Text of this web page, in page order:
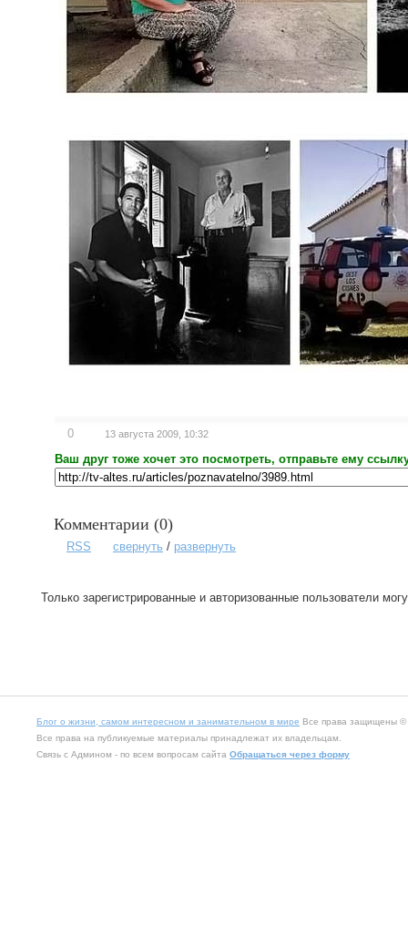
0 13 августа 2009, 10:32
Ваш друг тоже хочет это посмотреть, отправьте ему
Комментарии (0)
RSS свернуть / развернуть
Только зарегистрированные и авторизованные пользователи
Блог о жизни, самом интересном и занимательном в мире Все права защищены ©
Все права на публикуемые материалы принадлежат их владельцам.
Связь с Админом - по всем вопросам сайта Обращаться через форму